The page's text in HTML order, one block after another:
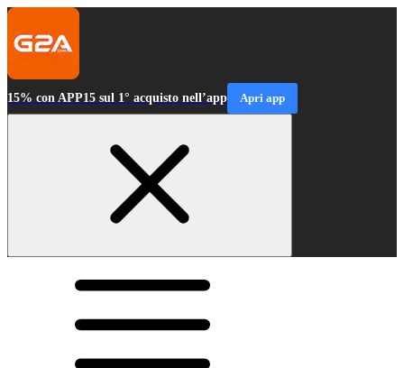
15% con APP15 sul 1° acquisto nell’app Apri app